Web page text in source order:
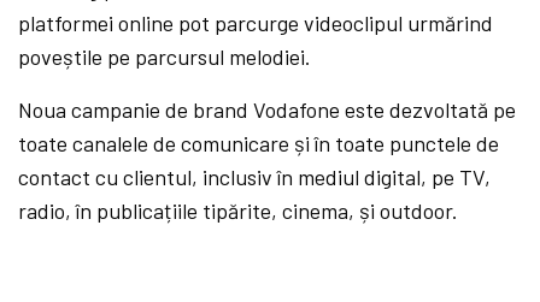
platformei online pot parcurge videoclipul urmărind
poveștile pe parcursul melodiei.
Noua campanie de brand Vodafone este dezvoltată pe
toate canalele de comunicare și în toate punctele de
contact cu clientul, inclusiv în mediul digital, pe TV,
radio, în publicațiile tipărite, cinema, și outdoor.